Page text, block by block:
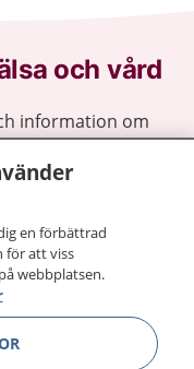
och vård
information om
du kan kontakta.
göra dina
1177 för
en förbättrad
för att viss
webbplatsen.